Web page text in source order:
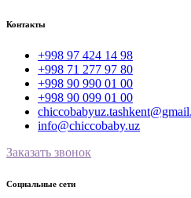
Контакты
+998 97 424 14 98
+998 71 277 97 80
+998 90 990 01 00
+998 90 099 01 00
info@chiccobaby.uz
Заказать звонок
Социальные сети